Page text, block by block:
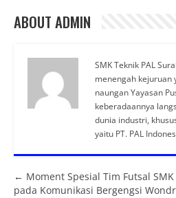
ABOUT ADMIN
SMK Teknik PAL
menengah kejuruan
naungan Yayasan
keberadaannya
dunia industri,
yaitu PT. PAL
Posts navigation
← Moment Spesial Tim Futsal SMK
pada Komunikasi Bergengsi